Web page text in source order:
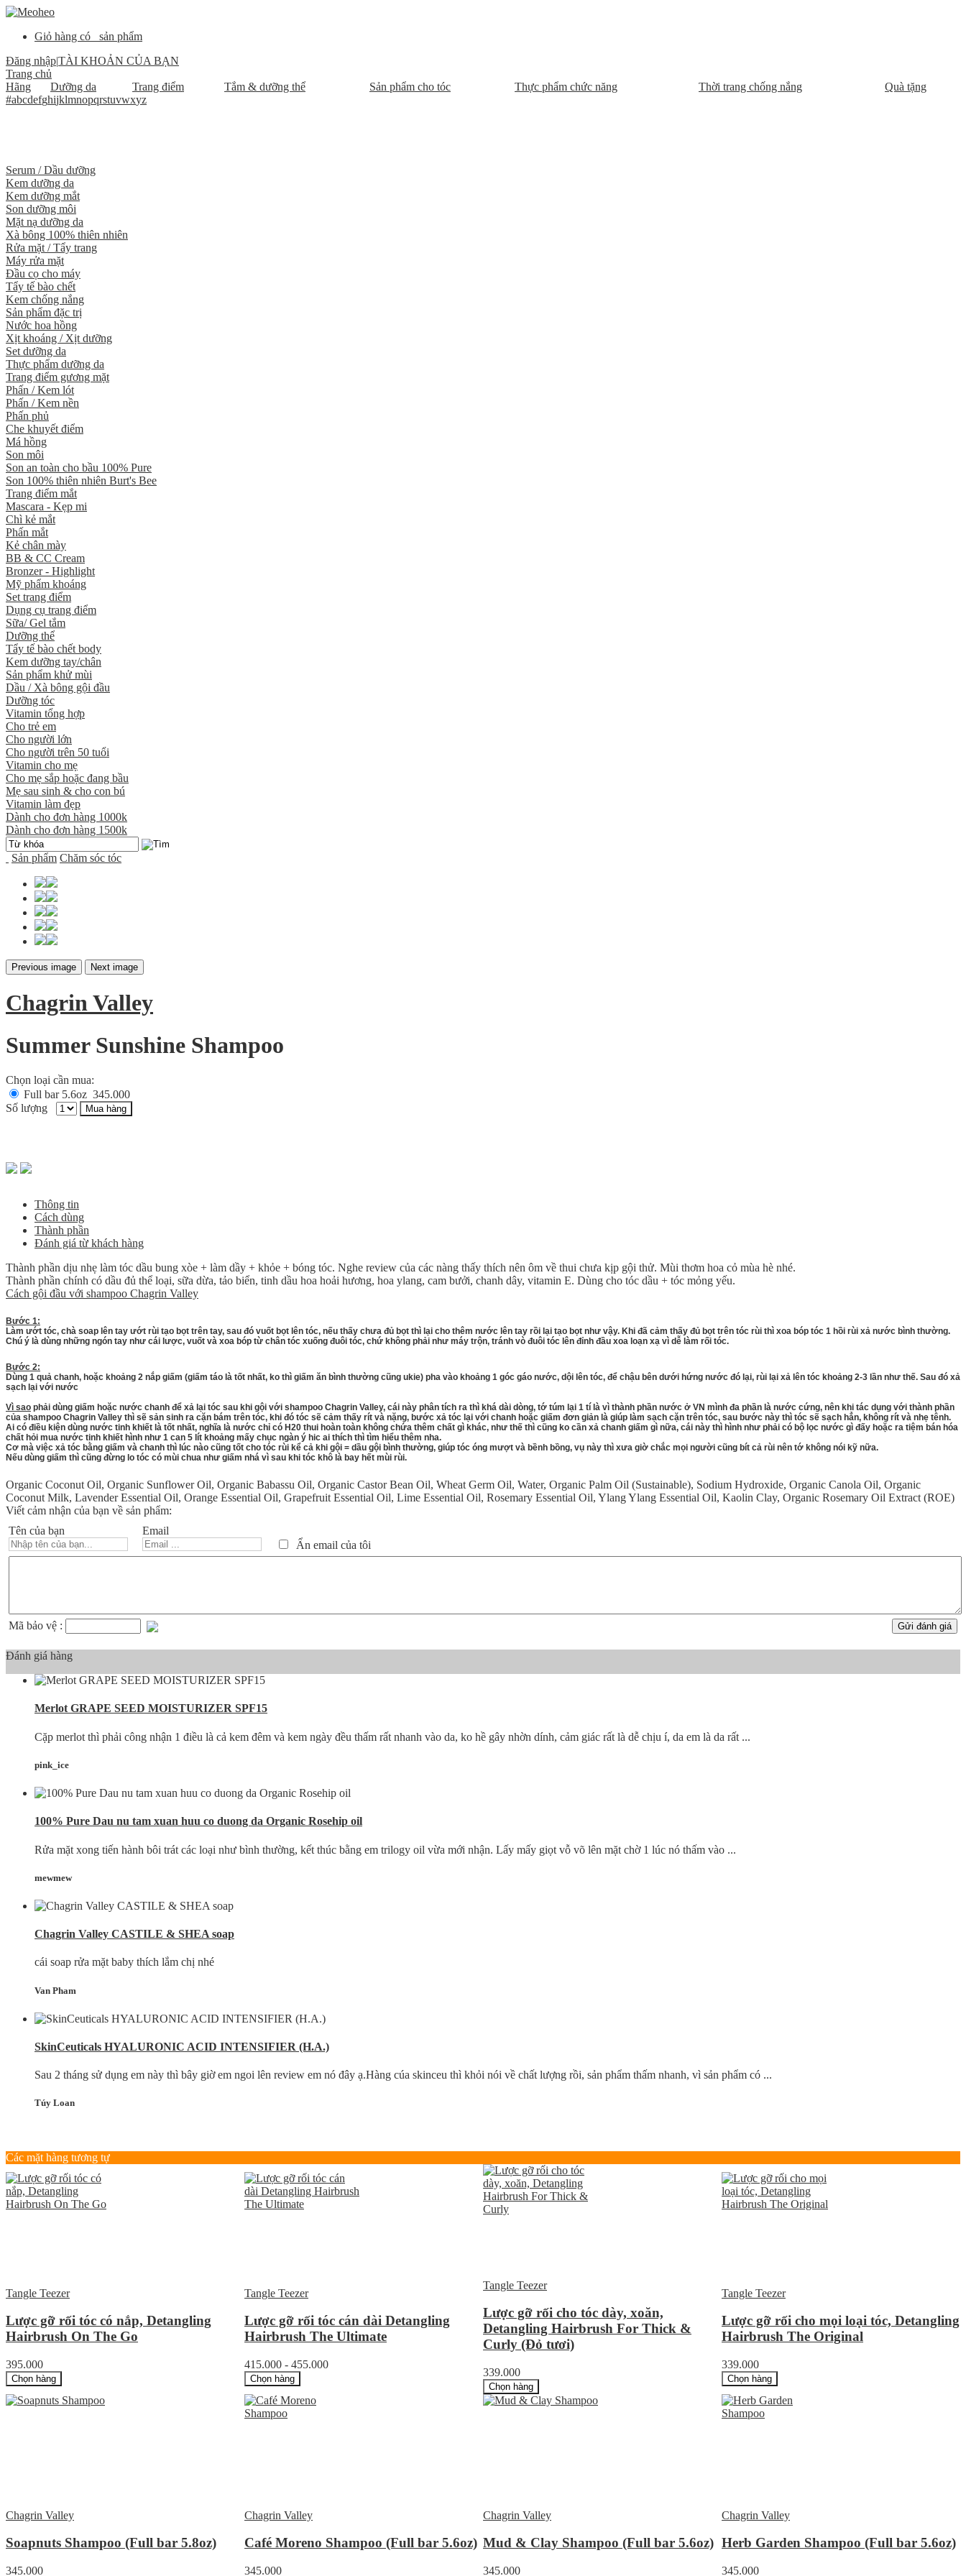
Giỏ hàng có
sản phẩm
Đăng nhập|TÀI KHOẢN CỦA BẠN
Trang chủ
Hãng
Dưỡng da Trang điểm Tắm & dưỡng thể Sản phẩm cho tóc Thực phẩm chức năng Thời trang chống nắng
Quà tặng
#abcdefghijklmnopqrstuvwxyz
Serum / Dầu dưỡng
Kem dưỡng da
Kem dưỡng mắt
Son dưỡng môi
Mặt nạ dưỡng da
Xà bông 100% thiên nhiên
Rửa mặt / Tẩy trang
Máy rửa mặt
Đầu cọ cho máy
Tẩy tế bào chết
Kem chống nắng
Sản phẩm đặc trị
Nước hoa hồng
Xịt khoáng / Xịt dưỡng
Set dưỡng da
Thực phẩm dưỡng da
Trang điểm gương mặt
Phấn / Kem lót
Phấn / Kem nền
Phấn phủ
Che khuyết điểm
Má hồng
Son môi
Son an toàn cho bầu 100% Pure
Son 100% thiên nhiên Burt's Bee
Trang điểm mắt
Mascara - Kẹp mi
Chì kẻ mắt
Phấn mắt
Kẻ chân mày
BB & CC Cream
Bronzer - Highlight
Mỹ phẩm khoáng
Set trang điểm
Dụng cụ trang điểm
Sữa/ Gel tắm
Dưỡng thể
Tẩy tế bào chết body
Kem dưỡng tay/chân
Sản phẩm khử mùi
Dầu / Xà bông gội đầu
Dưỡng tóc
Vitamin tổng hợp
Cho trẻ em
Cho người lớn
Cho người trên 50 tuổi
Vitamin cho mẹ
Cho mẹ sắp hoặc đang bầu
Mẹ sau sinh & cho con bú
Vitamin làm đẹp
Dành cho đơn hàng 1000k
Dành cho đơn hàng 1500k
Sản phẩm Chăm sóc tóc
Previous image Next image
Chagrin Valley
Summer Sunshine Shampoo
Chọn loại cần mua:
Full bar 5.6oz 345.000
Số lượng
Mua hàng
Thông tin
Cách dùng
Thành phần
Đánh giá từ khách hàng
Thành phần dịu nhẹ làm tóc dầu bung xòe + làm dầy + khỏe + bóng tóc. Nghe review của các nàng thấy thích nên ôm về thui chưa kịp gội thử. Mùi thơm hoa cỏ mùa hè nhé.
Thành phần chính có dầu đủ thể loại, sữa dừa, tảo biển, tinh dầu hoa hoải hương, hoa ylang, cam bưởi, chanh dây, vitamin E. Dùng cho tóc dầu + tóc mỏng yếu.
Cách gội đầu với shampoo Chagrin Valley
Bước 1:
Làm ướt tóc, chà soap lên tay ướt rùi tạo bọt trên tay, sau đó vuốt bọt lên tóc, nếu thấy chưa đủ bọt thì lại cho thêm nước lên tay rồi lại tạo bọt như vậy. Khi đã cảm thấy đủ bọt trên tóc rùi thì xoa bóp tóc 1 hồi rùi xả nước bình thường.
Chú ý là dùng những ngón tay như cái lược, vuốt và xoa bóp từ chân tóc xuống đuôi tóc, chứ không phải như máy trộn, tránh vò đuôi tóc lên đỉnh đầu xoa loạn xạ vì dễ làm rối tóc.
Bước 2:
Dùng 1 quả chanh, hoặc khoảng 2 nắp giấm (giấm táo là tốt nhất, ko thì giấm ăn bình thường cũng ukie) pha vào khoảng 1 góc gáo nước, dội lên tóc, để chậu bên dưới hứng nước đó lại, rùi lại xả lên tóc khoảng 2-3 lần như thế. Sau đó xả
sạch lại với nước
Vì sao phải dùng giấm hoặc nước chanh để xả lại tóc sau khi gội với shampoo Chagrin Valley, cái này phân tích ra thì khá dài dòng, tớ túm lại 1 tí là vì thành phần nước ở VN mình đa phần là nước cứng, nên khi tác dụng với thành phần
của shampoo Chagrin Valley thì sẽ sản sinh ra cặn bám trên tóc, khi đó tóc sẽ cảm thấy rít và nặng, bước xả tóc lại với chanh hoặc giấm đơn giản là giúp làm sạch cặn trên tóc, sau bước này thì tóc sẽ sạch hẳn, không rít và nhẹ tênh.
Ai có điều kiện dùng nước tinh khiết là tốt nhất, nghĩa là nước chỉ có H20 thui hoàn toàn không chứa thêm chất gì khác, như thế thì cũng ko cần xả chanh giấm gì nữa, cái này thì hình như phải có bộ lọc nước gì đấy hoặc ra tiệm bán hóa
chất hỏi mua nước tinh khiết hình như 1 can 5 lít khoảng mấy chục ngàn ý hic ai thích thì tìm hiểu thêm nha.
Cơ mà việc xả tóc bằng giấm và chanh thì lúc nào cũng tốt cho tóc rùi kể cả khi gội = dầu gội bình thường, giúp tóc óng mượt và bềnh bồng, vụ này thì xưa giờ chắc mọi người cũng bít cả rùi nên tớ không nói kỹ nữa.
Nếu dùng giấm thì cũng đừng lo tóc có mùi chua như giấm nhá vì sau khi tóc khô là bay hết mùi rùi.
Organic Coconut Oil, Organic Sunflower Oil, Organic Babassu Oil, Organic Castor Bean Oil, Wheat Germ Oil, Water, Organic Palm Oil (Sustainable), Sodium Hydroxide, Organic Canola Oil, Organic
Coconut Milk, Lavender Essential Oil, Orange Essential Oil, Grapefruit Essential Oil, Lime Essential Oil, Rosemary Essential Oil, Ylang Ylang Essential Oil, Kaolin Clay, Organic Rosemary Oil Extract (ROE)
Viết cảm nhận của bạn về sản phẩm:
Tên của bạn
Email
Ẩn email của tôi
Mã bảo vệ : Gửi đánh giá
Đánh giá hàng
Merlot GRAPE SEED MOISTURIZER SPF15
Cặp merlot thì phải công nhận 1 điều là cả kem đêm và kem ngày đều thấm rất nhanh vào da, ko hề gây nhờn dính, cảm giác rất là dễ chịu í, da em là da rất ...
pink_ice
100% Pure Dau nu tam xuan huu co duong da Organic Rosehip oil
Rửa mặt xong tiến hành bôi trát các loại như bình thường, kết thúc bằng em trilogy oil vừa mới nhận. Lấy mấy giọt vỗ võ lên mặt chờ 1 lúc nó thấm vào ...
mewmew
Chagrin Valley CASTILE & SHEA soap
cái soap rửa mặt baby thích lắm chị nhé
Van Pham
SkinCeuticals HYALURONIC ACID INTENSIFIER (H.A.)
Sau 2 tháng sử dụng em này thì bây giờ em ngoi lên review em nó đây ạ.Hàng cúa skinceu thì khỏi nói về chất lượng rồi, sản phẩm thấm nhanh, vì sản phẩm có ...
Túy Loan
Các mặt hàng tương tự
Tangle Teezer
Lược gỡ rối tóc có nắp, Detangling
Hairbrush On The Go
395.000
Chọn hàng
Tangle Teezer
Lược gỡ rối tóc cán dài Detangling
Hairbrush The Ultimate
415.000 - 455.000
Chọn hàng
Tangle Teezer
Lược gỡ rối cho tóc dày, xoăn,
Detangling Hairbrush For Thick &
Curly (Đỏ tươi)
339.000
Chọn hàng
Tangle Teezer
Lược gỡ rối cho mọi loại tóc, Detangling
Hairbrush The Original
339.000
Chọn hàng
Chagrin Valley
Soapnuts Shampoo (Full bar 5.8oz)
345.000
Chagrin Valley
Café Moreno Shampoo (Full bar 5.6oz)
345.000
Chagrin Valley
Mud & Clay Shampoo (Full bar 5.6oz)
345.000
Chagrin Valley
Herb Garden Shampoo (Full bar 5.6oz)
345.000